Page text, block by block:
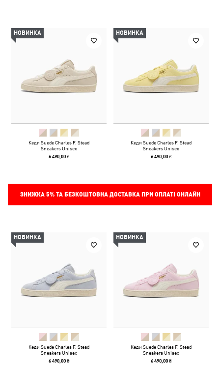
НОВИНКА
Кеди Suede Charles F. Stead
Sneakers Unisex
6 490,00 ₴
НОВИНКА
Кеди Suede Charles F. Stead
Sneakers Unisex
6 490,00 ₴
ЗНИЖКА 5%ТА БЕЗКОШТОВНА ДОСТАВКА ПРИ ОПЛАТІ ОНЛАЙН
НОВИНКА
Кеди Suede Charles F. Stead
Sneakers Unisex
6 490,00 ₴
НОВИНКА
Кеди Suede Charles F. Stead
Sneakers Unisex
6 490,00 ₴